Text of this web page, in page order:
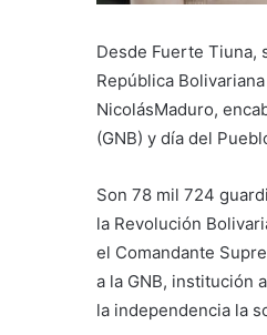
Desde Fuerte Tiuna,
República
NicolásMaduro,
(GNB) y día del
Son 78 mil 724
la Revolución
el Comandante
a la GNB, institución
la independencia la